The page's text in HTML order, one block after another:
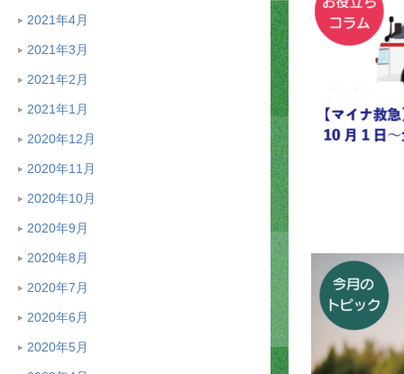
2021年4月
2021年3月
2021年2月
2021年1月
2020年12月
2020年11月
2020年10月
2020年9月
2020年8月
2020年7月
2020年6月
2020年5月